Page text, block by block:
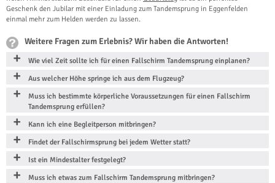
Geschenk den Jubilar mit einer Einladung zum Tandemsprung in Eggenfelden
einmal mehr zum Helden werden zu lassen.
Weitere Fragen zum Erlebnis? Wir haben die Antworten!
Wie viel Zeit sollte ich für einen Fallschirm Tandemsprung einplanen?
Aus welcher Höhe springe ich aus dem Flugzeug?
Muss ich bestimmte körperliche Voraussetzungen für einen Fallschirm
Tandemsprung erfüllen?
Kann ich eine Begleitperson mitbringen?
Findet der Fallschirmsprung bei jedem Wetter statt?
Ist ein Mindestalter festgelegt?
Muss ich etwas zum Fallschirm Tandemsprung mitbringen?